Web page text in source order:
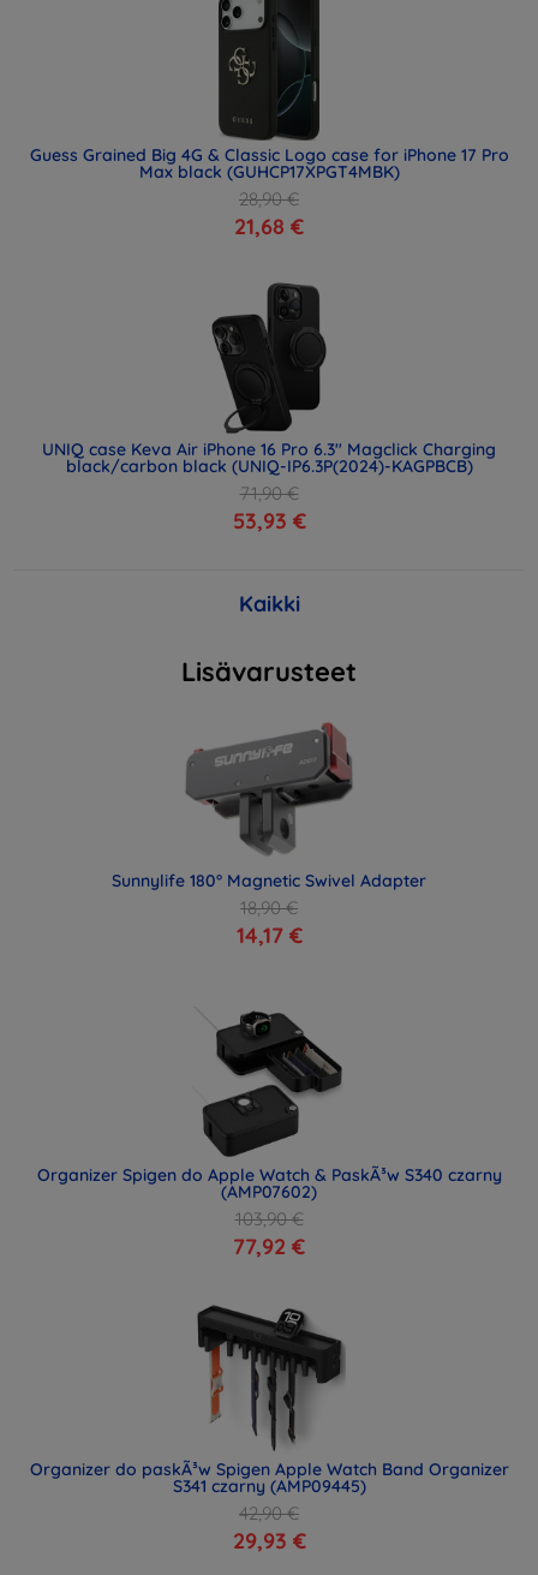
Guess Grained Big 4G & Classic Logo case for iPhone 17 Pro
Max black (GUHCP17XPGT4MBK)
28,90 €
21,68 €
UNIQ case Keva Air iPhone 16 Pro 6.3" Magclick Charging
black/carbon black (UNIQ-IP6.3P(2024)-KAGPBCB)
71,90 €
53,93 €
Kaikki
Lisävarusteet
Sunnylife 180° Magnetic Swivel Adapter
18,90 €
14,17 €
Organizer Spigen do Apple Watch & PaskÃ³w S340 czarny
(AMP07602)
103,90 €
77,92 €
Organizer do paskÃ³w Spigen Apple Watch Band Organizer
S341 czarny (AMP09445)
42,90 €
29,93 €